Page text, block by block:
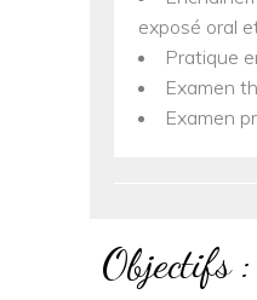
exposé oral
Pratique
Examen
Examen
Objectifs :